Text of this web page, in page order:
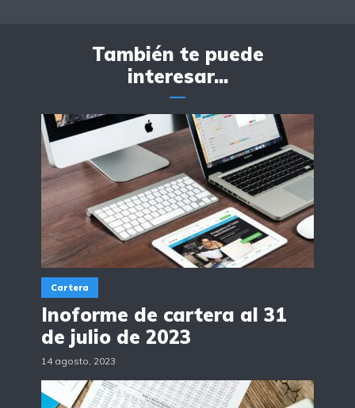
También te puede
interesar...
Cartera
Inoforme de cartera al 31
de julio de 2023
14 agosto, 2023